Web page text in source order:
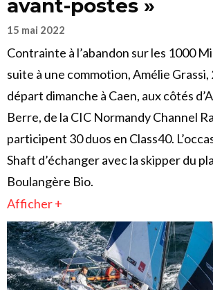
avant-postes »
15 mai 2022
Contrainte à l’abandon sur les 1000
suite à une commotion, Amélie Grassi,
départ dimanche à Caen, aux côtés
Berre, de la CIC Normandy Channel
participent 30 duos en Class40.
Shaft d’échanger avec la skipper du
Boulangère Bio.
Afficher +